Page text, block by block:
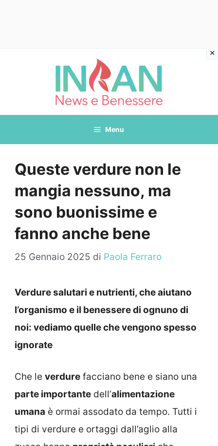
Menu
Queste verdure non le
mangia nessuno, ma
sono buonissime e
fanno anche bene
25 Gennaio 2025 di Paola Ferraro
Verdure salutari e nutrienti, che aiutano
l’organismo e il benessere di ognuno di
noi: vediamo quelle che vengono spesso
ignorate
Che le verdure facciano bene e siano una
parte importante dell’alimentazione
umana è ormai assodato da tempo. Tutti i
tipi di verdure e ortaggi dall’aglio alla